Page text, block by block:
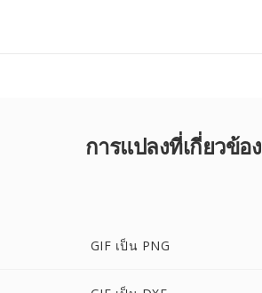
การแปลงที่เกี่ยวข้อง
GIF เป็น PNG